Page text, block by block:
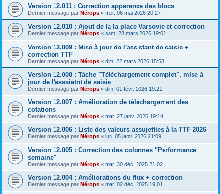
Version 12.011 : Correction apparence des blocs
Dernier message par Mérops « mer. 06 mai 2026 20:27
Version 12.010 : Ajout de la la place Varsovie et correction
Dernier message par Mérops « sam. 28 mars 2026 19:02
Version 12.009 : Mise à jour de l'assistant de saisie +
correction TTF
Dernier message par Mérops « dim. 22 mars 2026 15:58
Version 12.008 : Tâche "Téléchargement complet", mise à
jour de l'asssiatnt de saisie
Dernier message par Mérops « dim. 01 févr. 2026 19:21
Version 12.007 : Amélioration de téléchargement des
cotations
Dernier message par Mérops « mar. 27 janv. 2026 19:14
Version 12.006 : Liste des valeurs assujetties à la TTF 2026
Dernier message par Mérops « lun. 05 janv. 2026 21:09
Version 12.005 : Correction des colonnes "Performance
semaine"
Dernier message par Mérops « mar. 30 déc. 2025 21:02
Version 12.004 : Améliorations du flux + correction
Dernier message par Mérops « mar. 02 déc. 2025 19:01